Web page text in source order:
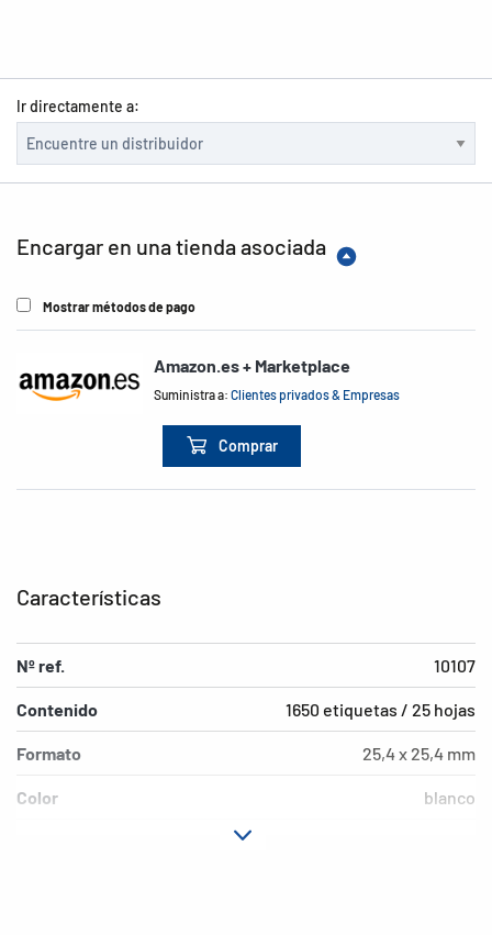
Ir directamente a:
Encargar en una tienda asociada
Mostrar métodos de pago
Amazon.es + Marketplace
Suministra a:Clientes privados & Empresas
Comprar
Características
Nº ref. 10107
Contenido 1650 etiquetas / 25 hojas
Formato 25,4 x 25,4 mm
Color blanco